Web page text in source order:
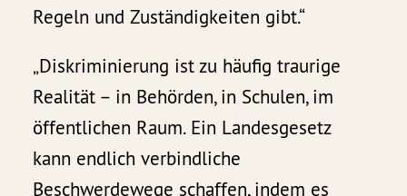
Regeln und Zuständigkeiten gibt.“
„Diskriminierung ist zu häufig traurige
Realität – in Behörden, in Schulen, im
öffentlichen Raum. Ein Landesgesetz
kann endlich verbindliche
Beschwerdewege schaffen, indem es